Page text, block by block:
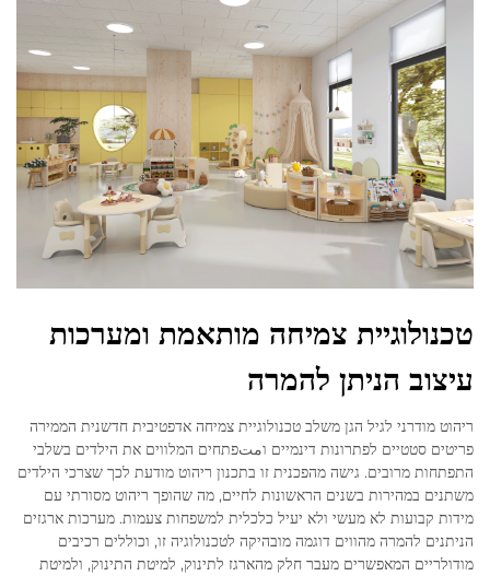
טכנולוגיית צמיחה מותאמת ומערכות
עיצוב הניתן להמרה
ריהוט מודרני לגיל הגן משלב טכנולוגיית צמיחה אדפטיבית חדשנית הממירה
פריטים סטטיים לפתרונות דינמיים וمتפתחים המלווים את הילדים בשלבי
התפתחות מרובים. גישה מהפכנית זו בתכנון ריהוט מודעת לכך שצרכי הילדים
משתנים במהירות בשנים הראשונות לחיים, מה שהופך ריהוט מסורתי עם
מידות קבועות לא מעשי ולא יעיל כלכלית למשפחות צעמות. מערכות ארגזים
הניתנים להמרה מהווים דוגמה מובהיקה לטכנולוגיה זו, וכוללים רכיבים
מודולריים המאפשרים מעבר חלק מהארגז לתינוק, למיטת התינוק, ולמיטת